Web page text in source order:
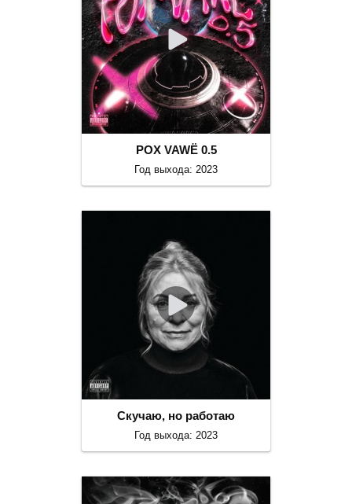
POX VAWË 0.5
Год выхода: 2023
Скучаю, но работаю
Год выхода: 2023